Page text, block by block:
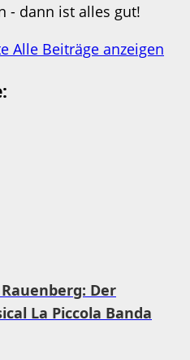
- dann ist alles gut!
Alle Beiträge anzeigen
Der
La Piccola Banda